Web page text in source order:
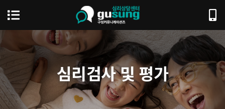
심리검사 및 평가